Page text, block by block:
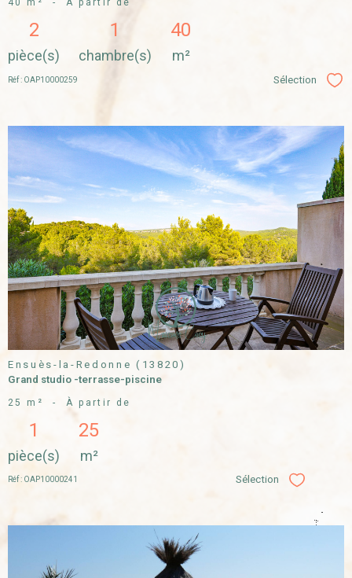
40 m² - À partir de
2
pièce(s)
1
chambre(s)
40
m²
Réf : OAP10000259 Sélection
VOIR LE
BIEN
Ensuès-la-Redonne (13820)
Grand studio -terrasse-piscine
25 m² - À partir de
1
pièce(s)
25
m²
Réf : OAP10000241 Sélection Sélectionner